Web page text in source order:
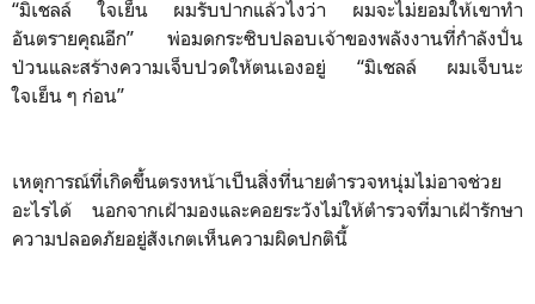
“มิเชลล์ ใจเย็น ผมรับปากแล้วไงว่า ผมจะไม่ยอมให้เขาทำ
อันตรายคุณอีก” พ่อมดกระซิบปลอบเจ้าของพลังงานที่กำลังปั่น
ป่วนและสร้างความเจ็บปวดให้ตนเองอยู่ “มิเชลล์ ผมเจ็บนะ
ใจเย็น ๆ ก่อน”
เหตุการณ์ที่เกิดขึ้นตรงหน้าเป็นสิ่งที่นายตำรวจหนุ่มไม่อาจช่วย
อะไรได้ นอกจากเฝ้ามองและคอยระวังไม่ให้ตำรวจที่มาเฝ้ารักษา
ความปลอดภัยอยู่สังเกตเห็นความผิดปกตินี้